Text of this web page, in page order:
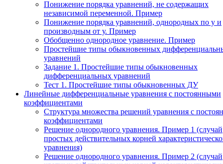
Понижение порядка уравнений, не содержащих
независимой переменной. Пример
Понижение порядка уравнений, однородных по у и
производным от у. Пример
Обобщенно однородное уравнение. Пример
Простейшие типы обыкновенных
уравнений
Задание 1. Простейшие типы обыкновенных
дифференциальных уравнений
Тест 1. Простейшие типы обыкновенных ДУ
Линейные дифференциальные уравнения с постоянными
коэффициентами
Структура множества решений уравнения с
коэффициентами
Решение однородного уравнения. Пример 1 (случай
простых действительных корней
уравнения)
Решение однородного уравнения. Пример 2 (случай